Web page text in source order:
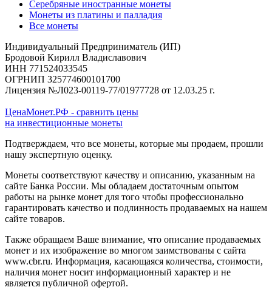
Серебряные иностранные монеты
Монеты из платины и палладия
Все монеты
Индивидуальный Предприниматель (ИП)
Бродовой Кирилл Владиславович
ИНН 771524033545
ОГРНИП 325774600101700
Лицензия №Л023-00119-77/01977728 от 12.03.25 г.
ЦенаМонет.РФ - сравнить цены
на инвестиционные монеты
Подтверждаем, что все монеты, которые мы продаем, прошли
нашу экспертную оценку.
Монеты соответствуют качеству и описанию, указанным на
сайте Банка России. Мы обладаем достаточным опытом
работы на рынке монет для того чтобы профессионально
гарантировать качество и подлинность продаваемых на нашем
сайте товаров.
Также обращаем Ваше внимание, что описание продаваемых
монет и их изображение во многом заимствованы с сайта
www.cbr.ru. Информация, касающаяся количества, стоимости,
наличия монет носит информационный характер и не
является публичной офертой.